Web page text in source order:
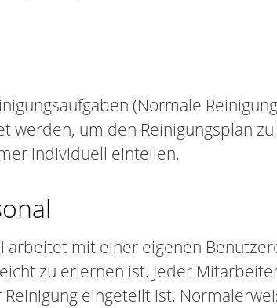
(Normale
werden, um den Reinigungsplan
individuell einteilen.
arbeitet mit einer eigenen
zu erlernen ist. Jeder
eingeteilt ist.